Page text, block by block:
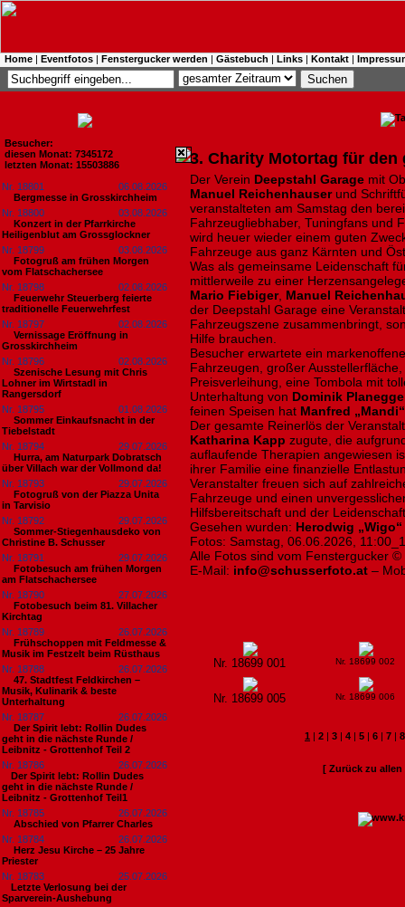
Home | Eventfotos | Fenstergucker werden | Gästebuch | Links | Kontakt |
Besucher:
diesen Monat: 7345172
letzten Monat: 15503886
Nr. 18801
06.08.2026
Bergmesse in Grosskirchheim
Nr. 18800
03.08.2026
Konzert in der Pfarrkirche
Heiligenblut am Grossglockner
Nr. 18799
03.08.2026
Fotogruß am frühen Morgen
vom Flatschachersee
Nr. 18798
02.08.2026
Feuerwehr Steuerberg feierte
traditionelle Feuerwehrfest
Nr. 18797
02.08.2026
Vernissage Eröffnung in
Grosskirchheim
Nr. 18796
02.08.2026
Szenische Lesung mit Chris
Lohner im Wirtstadl in
Rangersdorf
Nr. 18795
01.08.2026
Sommer Einkaufsnacht in der
Tiebelstadt
Nr. 18794
29.07.2026
Hurra, am Naturpark Dobratsch
über Villach war der Vollmond da!
Nr. 18793
29.07.2026
Fotogruß von der Piazza Unita
in Tarvisio
Nr. 18792
29.07.2026
Sommer-Stiegenhausdeko von
Christine B. Schusser
Nr. 18791
29.07.2026
Fotobesuch am frühen Morgen
am Flatschachersee
Nr. 18790
27.07.2026
Fotobesuch beim 81. Villacher
Kirchtag
Nr. 18789
26.07.2026
Frühschoppen mit Feldmesse &
Musik im Festzelt beim Rüsthaus
Nr. 18788
26.07.2026
47. Stadtfest Feldkirchen –
Musik, Kulinarik & beste
Unterhaltung
Nr. 18787
26.07.2026
Der Spirit lebt: Rollin Dudes
geht in die nächste Runde /
Leibnitz - Grottenhof Teil 2
Nr. 18786
26.07.2026
​Der Spirit lebt: Rollin Dudes
geht in die nächste Runde /
Leibnitz - Grottenhof Teil1
Nr. 18785
26.07.2026
Abschied von Pfarrer Charles
Nr. 18784
26.07.2026
Herz Jesu Kirche – 25 Jahre
Priester
Nr. 18783
25.07.2026
​Letzte Verlosung bei der
Sparverein-Aushebung
3. Charity Motortag für den
Der Verein Deepstahl Garage mit
Manuel Reichenhauserund
veranstalteten am Samstag den
Fahrzeugliebhaber, Tuningfans und
wird heuer wieder einem guten
Fahrzeuge aus ganz Kärnten und
Was als gemeinsame Leidenschaft
mittlerweile zu einer
Mario Fiebiger, Manuel
der Deepstahl Garage eine
Fahrzeugszene zusammenbringt,
Hilfe brauchen.
Besucher erwartete ein
Fahrzeugen, großer
Preisverleihung, eine Tombola mit
Unterhaltung von Dominik
feinen Speisen hat Manfred
Der gesamte Reinerlös der
Katharina Kapp zugute, die
auflaufende Therapien angewiesen
ihrer Familie eine finanzielle
Veranstalter freuen sich auf
Fahrzeuge und einen
Hilfsbereitschaft und der
Gesehen wurden: Herodwig
Fotos: Samstag, 06.06.2026,
Alle Fotos sind vom Fenstergucker ©
E-Mail: info@schusserfoto.at –
Nr. 18699 001 Nr. 18699 002
Nr. 18699 005 Nr. 18699 006
1 | 2 | 3 | 4 | 5 | 6 | 7 | 8
[ Zurück zu